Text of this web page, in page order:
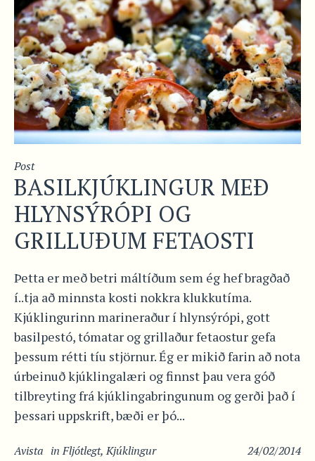
Post
BASILKJÚKLINGUR MEÐ
HLYNSÝRÓPI OG
GRILLUÐUM FETAOSTI
Þetta er með betri máltíðum sem ég hef bragðað
í..tja að minnsta kosti nokkra klukkutíma.
Kjúklingurinn marineraður í hlynsýrópi, gott
basilpestó, tómatar og grillaður fetaostur gefa
þessum rétti tíu stjörnur. Ég er mikið farin að nota
úrbeinuð kjúklingalæri og finnst þau vera góð
tilbreyting frá kjúklingabringunum og gerði það í
þessari uppskrift, bæði er þó...
24/02/2014
Avista inFljótlegt,Kjúklingur